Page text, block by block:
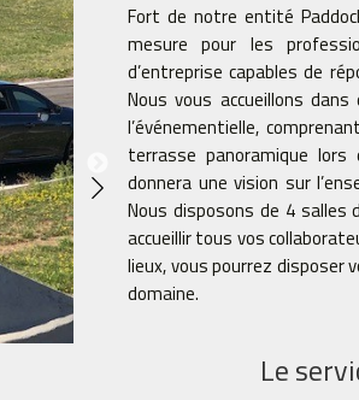
Fort de notre entité
mesure pour les
d’entreprise capables de
Nous vous accueillons
l’événementielle,
terrasse panoramique lors
donnera une vision sur
Nous disposons de 4 salles
accueillir tous vos
lieux, vous pourrez disposer
domaine.
Le